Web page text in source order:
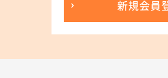
新規会員